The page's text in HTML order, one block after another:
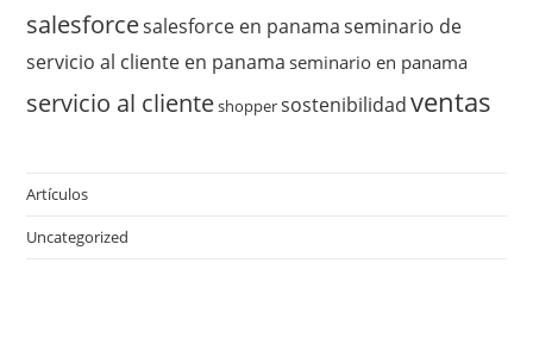
salesforcesalesforce en panama seminario de
servicio al cliente en panama seminario en panama
servicio al clienteshoppersostenibilidad ventas
Artículos
Uncategorized